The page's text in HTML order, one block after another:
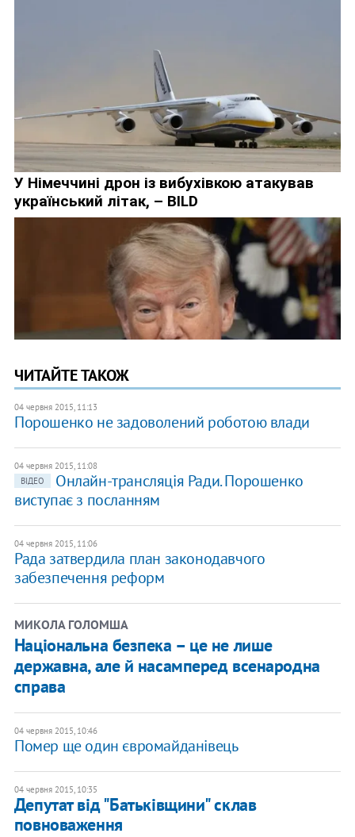
ЧИТАЙТЕ ТАКОЖ
04 червня 2015, 11:13
Порошенко не задоволений роботою влади
04 червня 2015, 11:08
ВІДЕО
Онлайн-трансляція Ради. Порошенко
виступає з посланням
04 червня 2015, 11:06
Рада затвердила план законодавчого
забезпечення реформ
МИКОЛА ГОЛОМША
Національна безпека – це не лише
державна, але й насамперед всенародна
справа
04 червня 2015, 10:46
Помер ще один євромайданівець
04 червня 2015, 10:35
Депутат від "Батьківщини" склав
повноваження